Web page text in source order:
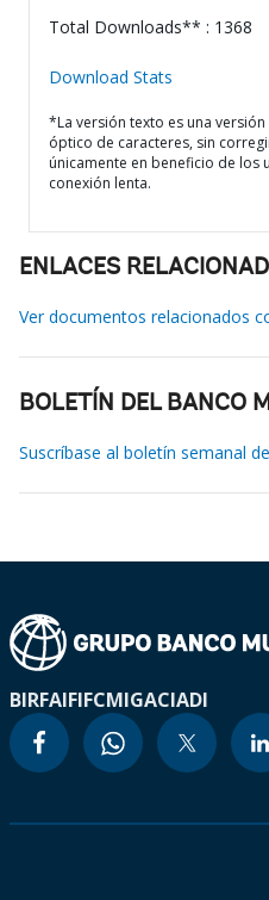
Total Downloads** : 1368
Download Stats
*La versión texto es una
óptico de caracteres, sin
únicamente en beneficio de los
conexión lenta.
ENLACES
Ver documentos relacionados
BOLETÍN DEL BANCO
Suscríbase al boletín semanal
BIRFAIFIFCMIGACIADI